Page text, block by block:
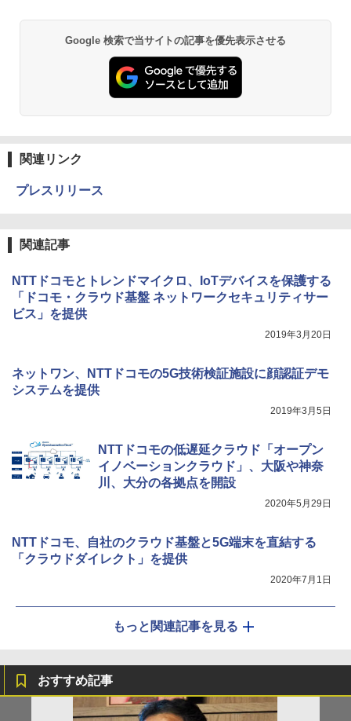
Google 検索で当サイトの記事を優先表示させる
関連リンク
プレスリリース
関連記事
NTTドコモとトレンドマイクロ、IoTデバイスを保護する
「ドコモ・クラウド基盤 ネットワークセキュリティサー
ビス」を提供
2019年3月20日
ネットワン、NTTドコモの5G技術検証施設に顔認証デモ
システムを提供
2019年3月5日
NTTドコモの低遅延クラウド「オープン
イノベーションクラウド」、大阪や神奈
川、大分の各拠点を開設
2020年5月29日
NTTドコモ、自社のクラウド基盤と5G端末を直結する
「クラウドダイレクト」を提供
2020年7月1日
もっと関連記事を見る
おすすめ記事